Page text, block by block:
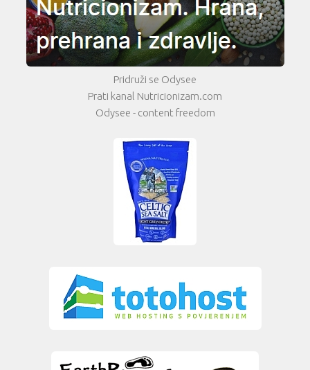
Pridruži se Odysee
Prati kanal Nutricionizam.com
Odysee - content freedom